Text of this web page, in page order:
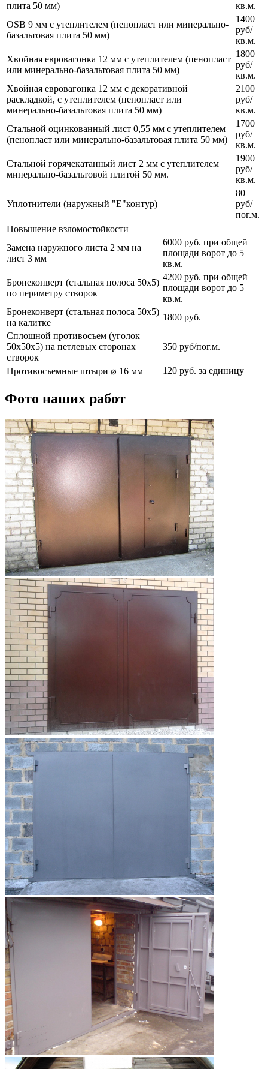
плита 50 мм)
кв.м.
OSB 9 мм с утеплителем (пенопласт или минерально-
базальтовая плита 50 мм)
1400
руб/
кв.м.
Хвойная евровагонка 12 мм с утеплителем (пенопласт
или минерально-базальтовая плита 50 мм)
1800
руб/
кв.м.
Хвойная евровагонка 12 мм с декоративной
раскладкой, с утеплителем (пенопласт или
минерально-базальтовая плита 50 мм)
2100
руб/
кв.м.
Стальной оцинкованный лист 0,55 мм с утеплителем
(пенопласт или минерально-базальтовая плита 50 мм)
1700
руб/
кв.м.
Стальной горячекатанный лист 2 мм с утеплителем
минерально-базальтовой плитой 50 мм.
1900
руб/
кв.м.
Уплотнители (наружный "Е"контур)
80
руб/
пог.м.
Повышение взломостойкости
Замена наружного листа 2 мм на
лист 3 мм
6000 руб. при общей
площади ворот до 5
кв.м.
Бронеконверт (стальная полоса 50х5)
по периметру створок
4200 руб. при общей
площади ворот до 5
кв.м.
Бронеконверт (стальная полоса 50х5)
на калитке
1800 руб.
Сплошной противосъем (уголок
50х50х5) на петлевых сторонах
створок
350 руб/пог.м.
Противосъемные штыри ⌀ 16 мм 120 руб. за единицу
Фото наших работ